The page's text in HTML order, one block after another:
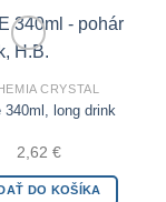
Add to Wishlist
CRYSTAL
340ml, long drink
2,62 €
DO KOŠÍKA